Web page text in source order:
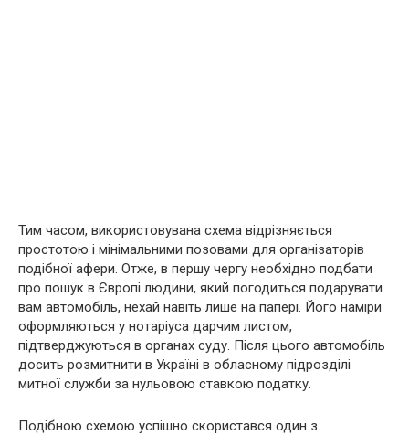
Тим часом, використовувана схема відрізняється
простотою і мінімальними позовами для організаторів
подібної афери. Отже, в першу чергу необхідно подбати
про пошук в Європі людини, який погодиться подарувати
вам автомобіль, нехай навіть лише на папері. Його наміри
оформляються у нотаріуса дарчим листом,
підтверджуються в органах суду. Після цього автомобіль
досить розмитнити в Україні в обласному підрозділі
митної служби за нульовою ставкою податку.
Подібною схемою успішно скористався один з